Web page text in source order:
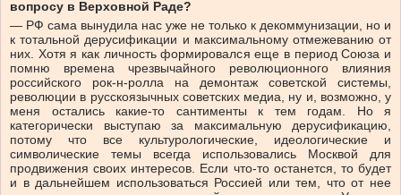
вопросу в Верховной Раде?
— РФ сама вынудила нас уже не только к декоммунизации, но и
к тотальной дерусификации и максимальному отмежеванию от
них. Хотя я как личность формировался еще в период Союза и
помню времена чрезвычайного революционного влияния
российского рок-н-ролла на демонтаж советской системы,
революции в русскоязычных советских медиа, ну и, возможно, у
меня остались какие-то сантименты к тем годам. Но я
категорически выступаю за максимальную дерусификацию,
потому что все культурологические, идеологические и
символические темы всегда использовались Москвой для
продвижения своих интересов. Если что-то останется, то будет
и в дальнейшем использоваться Россией или тем, что от нее